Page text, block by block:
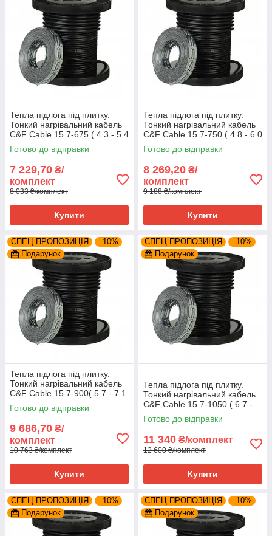
Тепла підлога під плитку.
Тонкий нагрівальний кабель
C&F Cable 15.7-675 ( 4.3 - 5.4
м²)
Готово до відправки
7 229,70 ₴/
комплект
8 033 ₴/комплект
Купити
Тепла підлога під плитку.
Тонкий нагрівальний кабель
C&F Cable 15.7-750 ( 4.8 - 6.0
м²)
Готово до відправки
8 269,20 ₴/
комплект
9 188 ₴/комплект
Купити
СПЕЦ ПРОПОЗИЦІЯ
–10%
Подарунок
Тепла підлога під плитку.
Тонкий нагрівальний кабель
C&F Cable 15.7-900( 5.7 - 7.1
м².)
Готово до відправки
9 686,70 ₴/
комплект
10 763 ₴/комплект
Купити
СПЕЦ ПРОПОЗИЦІЯ
–10%
Подарунок
Тепла підлога під плитку.
Тонкий нагрівальний кабель
C&F Cable 15.7-1050 ( 6.7 -
8.4 м²)
Готово до відправки
11 340 ₴/комплект
12 600 ₴/комплект
Купити
СПЕЦ ПРОПОЗИЦІЯ
–10%
Подарунок
СПЕЦ ПРОПОЗИЦІЯ
–10%
Подарунок